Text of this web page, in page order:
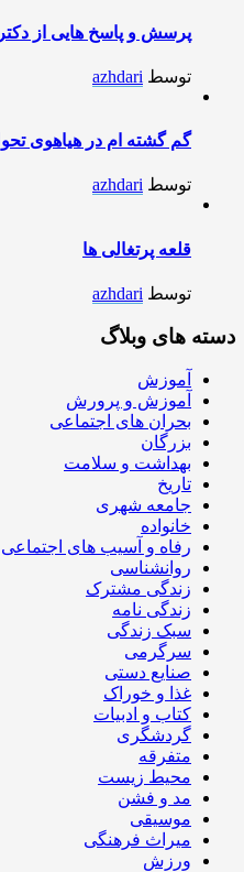
پرسش و پاسخ هایی از
توسط azhdari
گم گشته ام در هیاهوی
توسط azhdari
قلعه پرتغالی ها
توسط azhdari
دسته های وبلاگ
آموزش
آموزش و پرورش
بحران های اجتماعی
بزرگان
بهداشت و سلامت
تاریخ
جامعه شهری
خانواده
رفاه و آسیب های اجتماعی
روانشناسی
زندگی مشترک
زندگی نامه
سبک زندگی
سرگرمی
صنایع دستی
غذا و خوراک
کتاب و ادبیات
گردشگری
متفرقه
محیط زیست
مد و فشن
موسیقی
میراث فرهنگی
ورزش